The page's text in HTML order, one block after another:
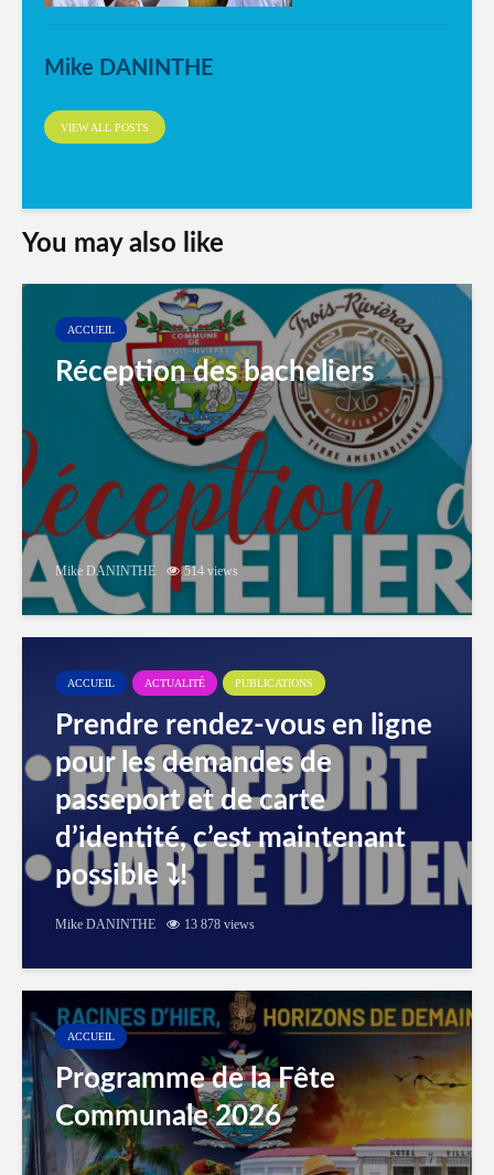
Mike DANINTHE
VIEW ALL POSTS
You may also like
ACCUEIL
Réception des bacheliers
Mike DANINTHE 514 views
ACCUEIL ACTUALITÉ PUBLICATIONS
Prendre rendez-vous en ligne
pour les demandes de
passeport et de carte
d’identité, c’est maintenant
possible ⤵️!
Mike DANINTHE 13 878 views
ACCUEIL
Programme de la Fête
Communale 2026